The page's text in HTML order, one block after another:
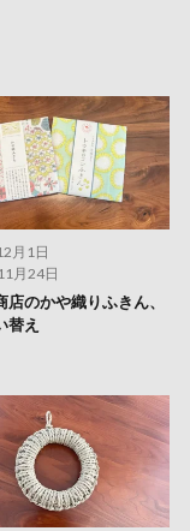
月1日
月24日
店のかや織りふきん、
替え